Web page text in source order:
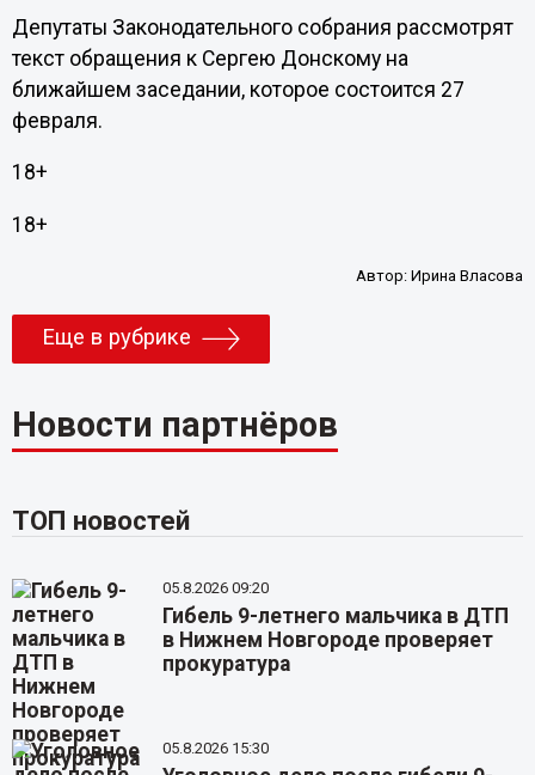
Депутаты Законодательного собрания рассмотрят
текст обращения к Сергею Донскому на
ближайшем заседании, которое состоится 27
февраля.
18+
18+
Автор:Ирина Власова
Еще в рубрике
Новости партнёров
ТОП новостей
05.8.2026 09:20
Гибель 9-летнего мальчика в ДТП
в Нижнем Новгороде проверяет
прокуратура
05.8.2026 15:30